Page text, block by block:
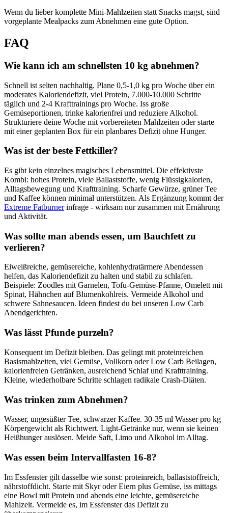
Wenn du lieber komplette Mini-Mahlzeiten statt Snacks magst, sind
vorgeplante Mealpacks zum Abnehmen eine gute Option.
FAQ
Wie kann ich am schnellsten 10 kg abnehmen?
Schnell ist selten nachhaltig. Plane 0,5-1,0 kg pro Woche über ein
moderates Kaloriendefizit, viel Protein, 7.000-10.000 Schritte
täglich und 2-4 Krafttrainings pro Woche. Iss große
Gemüseportionen, trinke kalorienfrei und reduziere Alkohol.
Strukturiere deine Woche mit vorbereiteten Mahlzeiten oder starte
mit einer geplanten Box für ein planbares Defizit ohne Hunger.
Was ist der beste Fettkiller?
Es gibt kein einzelnes magisches Lebensmittel. Die effektivste
Kombi: hohes Protein, viele Ballaststoffe, wenig Flüssigkalorien,
Alltagsbewegung und Krafttraining. Scharfe Gewürze, grüner Tee
und Kaffee können minimal unterstützen. Als Ergänzung kommt der
Extreme Fatburnerinfrage - wirksam nur zusammen mit Ernährung
und Aktivität.
Was sollte man abends essen, um Bauchfett zu
verlieren?
Eiweißreiche, gemüsereiche, kohlenhydratärmere Abendessen
helfen, das Kaloriendefizit zu halten und stabil zu schlafen.
Beispiele: Zoodles mit Garnelen, Tofu-Gemüse-Pfanne, Omelett mit
Spinat, Hähnchen auf Blumenkohlreis. Vermeide Alkohol und
schwere Sahnesaucen. Ideen findest du bei unseren Low Carb
Abendgerichten.
Was lässt Pfunde purzeln?
Konsequent im Defizit bleiben. Das gelingt mit proteinreichen
Basismahlzeiten, viel Gemüse, Vollkorn oder Low Carb Beilagen,
kalorienfreien Getränken, ausreichend Schlaf und Krafttraining.
Kleine, wiederholbare Schritte schlagen radikale Crash-Diäten.
Was trinken zum Abnehmen?
Wasser, ungesüßter Tee, schwarzer Kaffee. 30-35 ml Wasser pro kg
Körpergewicht als Richtwert. Light-Getränke nur, wenn sie keinen
Heißhunger auslösen. Meide Saft, Limo und Alkohol im Alltag.
Was essen beim Intervallfasten 16-8?
Im Essfenster gilt dasselbe wie sonst: proteinreich, ballaststoffreich,
nährstoffdicht. Starte mit Skyr oder Eiern plus Gemüse, iss mittags
eine Bowl mit Protein und abends eine leichte, gemüsereiche
Mahlzeit. Vermeide es, im Essfenster das Defizit zu